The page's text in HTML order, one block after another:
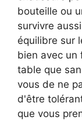
bouteille ou
survivre
équilibre sur
bien avec un
table que
vous de ne
d'être
que vous